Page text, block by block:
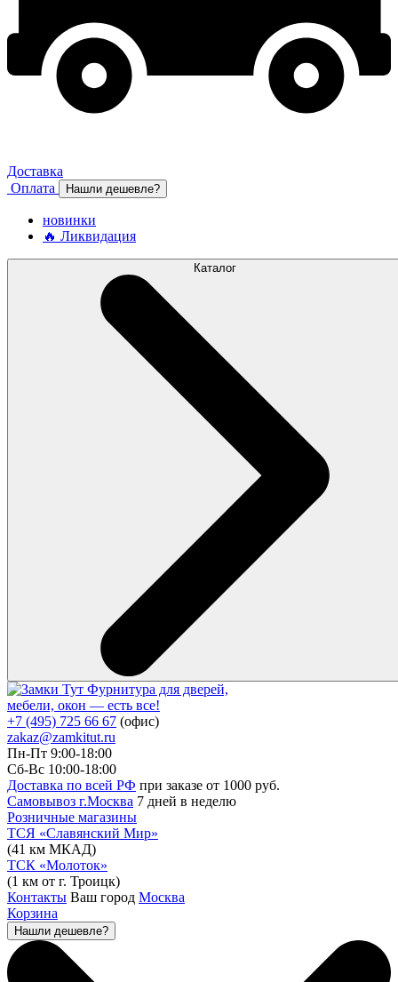
Доставка
Оплата
Нашли дешевле?
новинки
🔥 Ликвидация
Каталог
Фурнитура для дверей,
мебели, окон — есть все!
+7 (495) 725 66 67 (офис)
zakaz@zamkitut.ru
Пн-Пт 9:00-18:00
Сб-Вс 10:00-18:00
Доставка по всей РФ при заказе от 1000 руб.
Самовывоз г.Москва 7 дней в неделю
Розничные магазины
ТСЯ «Славянский Мир»
(41 км МКАД)
ТСК «Молоток»
(1 км от г. Троицк)
Контакты Ваш город Москва
Корзина
Нашли дешевле?